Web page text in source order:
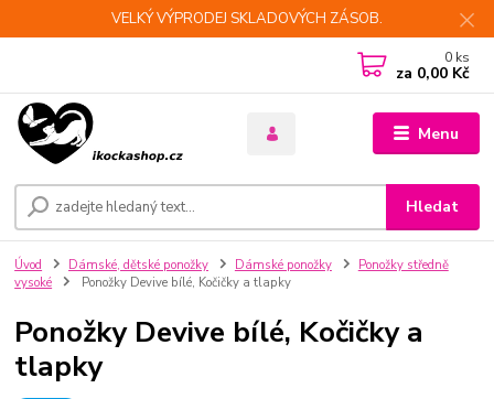
VELKÝ VÝPRODEJ SKLADOVÝCH ZÁSOB.
Menu
Hledat
0 ks
za 0,00 Kč
Úvod Dámské, dětské ponožky Dámské ponožky
Ponožky středně
vysoké
Ponožky Devive bílé, Kočičky a tlapky
Ponožky Devive bílé, Kočičky a
tlapky